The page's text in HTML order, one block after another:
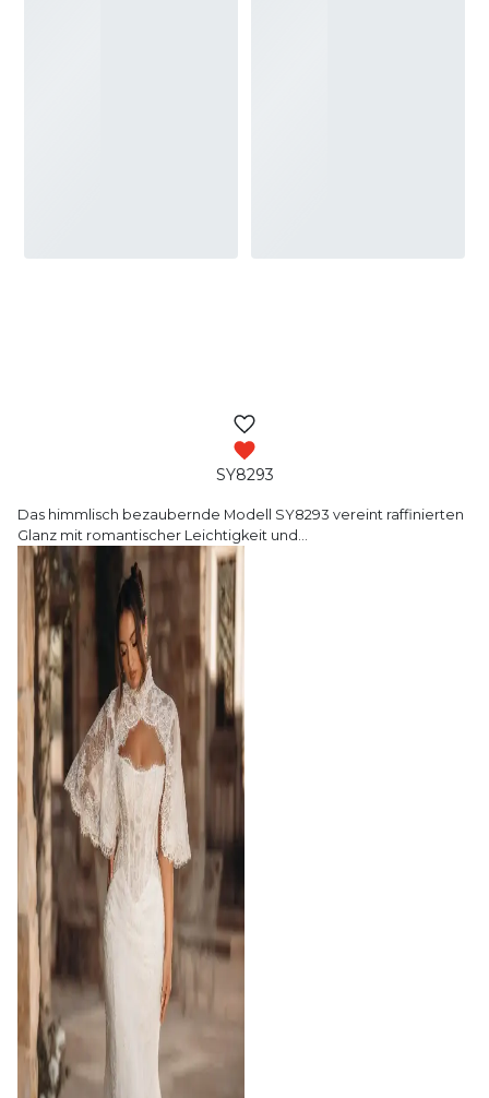
SY8293
Das himmlisch bezaubernde Modell SY8293 vereint raffinierten
Glanz mit romantischer Leichtigkeit und